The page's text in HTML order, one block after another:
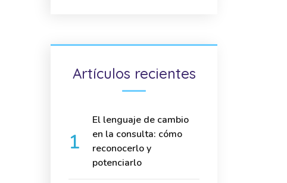
Artículos recientes
El lenguaje de cambio
en la consulta: cómo
reconocerlo y
potenciarlo